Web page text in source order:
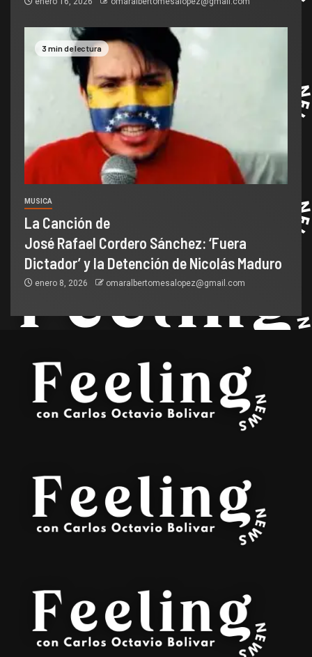
3 min de lectura
MUSICA
La Canción de
José Rafael Cordero Sánchez: ‘Fuera
Dictador’ y la Detención de Nicolás Maduro
enero 8, 2026 omaralbertomesalopez@gmail.com